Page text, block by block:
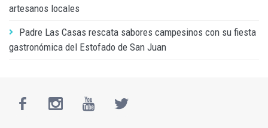
artesanos locales
Padre Las Casas rescata sabores campesinos con su fiesta
gastronómica del Estofado de San Juan